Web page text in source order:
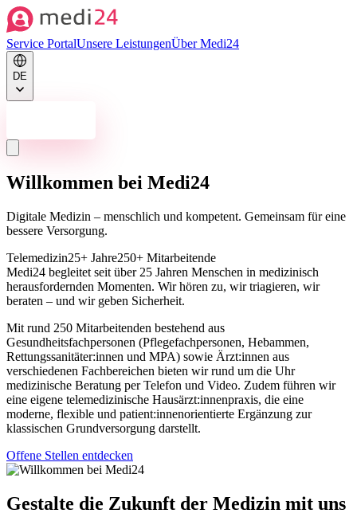
Service PortalUnsere LeistungenÜber Medi24
DE
Willkommen bei Medi24
Digitale Medizin – menschlich und kompetent. Gemeinsam für eine
bessere Versorgung.
Telemedizin25+ Jahre250+ Mitarbeitende
Medi24 begleitet seit über 25 Jahren Menschen in medizinisch
herausfordernden Momenten. Wir hören zu, wir triagieren, wir
beraten – und wir geben Sicherheit.
Mit rund 250 Mitarbeitenden bestehend aus
Gesundheitsfachpersonen (Pflegefachpersonen, Hebammen,
Rettungssanitäter:innen und MPA) sowie Ärzt:innen aus
verschiedenen Fachbereichen bieten wir rund um die Uhr
medizinische Beratung per Telefon und Video. Zudem führen wir
eine eigene telemedizinische Hausärzt:innenpraxis, die eine
moderne, flexible und patient:innenorientierte Ergänzung zur
klassischen Grundversorgung darstellt.
Offene Stellen entdecken
Gestalte die Zukunft der Medizin mit uns